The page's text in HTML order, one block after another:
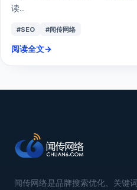
读...
#SEO #闻传网络
阅读全文→
闻传网络是品牌搜索优化、关键